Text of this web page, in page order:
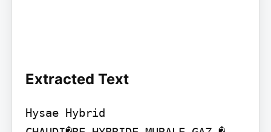
Extracted Text
Hysae Hybrid